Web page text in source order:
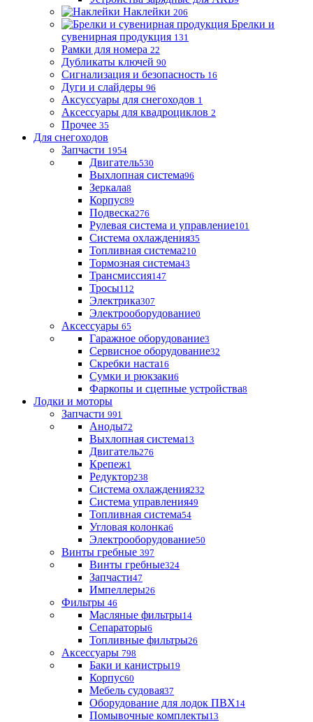
Наклейки 206
Брелки и
сувенирная продукция 131
Рамки для номера 22
Дубликаты ключей 90
Сигнализация и безопасность 16
Дуги и слайдеры 96
Аксуссуары для снегоходов 1
Аксессуары для квадроциклов 2
Прочее 35
Для снегоходов
Запчасти 1954
Двигатель530
Выхлопная система96
Зеркала8
Корпус89
Подвеска276
Рулевая система и управление101
Система охлаждения35
Топливная система210
Тормозная система43
Трансмиссия147
Тросы112
Электрика307
Электрооборудование0
Аксессуары 65
Гаражное оборудование3
Сервисное оборудование32
Скребки наста16
Сумки и рюкзаки6
Фаркопы и сцепные устройства8
Лодки и моторы
Запчасти 991
Аноды72
Выхлопная система13
Двигатель276
Крепеж1
Редуктор238
Система охлаждения232
Система управления49
Топливная система54
Угловая колонка6
Электрооборудование50
Винты гребные 397
Винты гребные324
Запчасти47
Импеллеры26
Фильтры 46
Масляные фильтры14
Сепараторы6
Топливные фильтры26
Аксессуары 798
Баки и канистры19
Корпус60
Мебель судовая37
Оборудование для лодок ПВХ14
Помывочные комплекты13